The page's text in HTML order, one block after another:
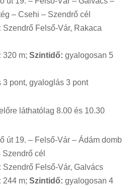
– Csehi – Szendrő cél
Szendrő Felső-Vár, Rakaca
320 m; Szintidő: gyalogosan 5
3 pont, gyaloglás 3 pont
láthatólag 8.00 és 10.30
út 19. – Felső-Vár – Ádám domb
cél
Szendrő Felső-Vár, Galvács
244 m; Szintidő: gyalogosan 4